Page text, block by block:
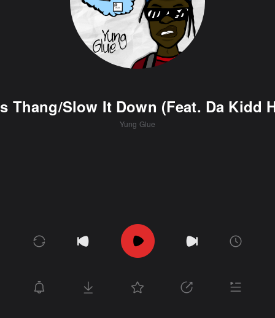
Thang/Slow It Down (Feat. Da Kidd
Yung Glue